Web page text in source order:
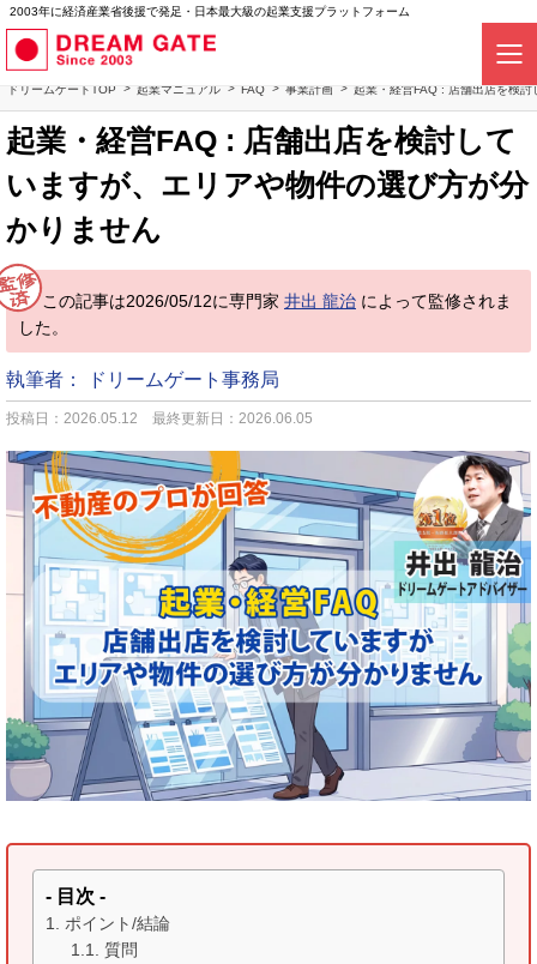
2003年に経済産業省後援で発足・日本最大級の起業支援プラットフォーム
ドリームゲートTOP 起業マニュアル FAQ 事業計画 起業・経営FAQ : 店舗出店を検
起業・経営FAQ : 店舗出店を検討して
いますが、エリアや物件の選び方が分
かりません
この記事は2026/05/12に専門家 井出 龍治 によって監修されま
した。
執筆者： ドリームゲート事務局
投稿日：2026.05.12 最終更新日：2026.06.05
- 目次 -
ポイント/結論
質問